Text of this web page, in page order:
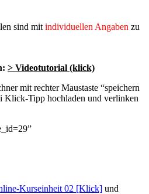
sind mit individuellen Angaben zu
> Videotutorial (klick)
mit rechter Maustaste “speichern
Klick-Tipp hochladen und verlinken
Kurseinheit 02 [Klick] und